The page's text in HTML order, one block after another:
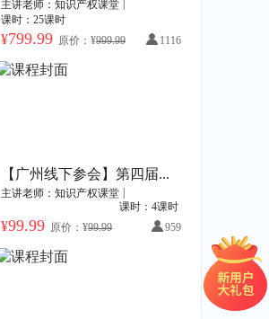
主讲老师：知识产权课堂
课时：25课时
¥799.99 原价：¥999.99 1116
【广州线下参会】第四届广东商标品牌年会暨“湾区之光”30年品牌出海发展论坛
主讲老师：知识产权课堂
课时：4课时
¥99.99 原价：¥99.99 959